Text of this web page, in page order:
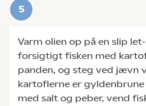
Varm olien op på en slip
forsigtigt fisken med
panden, og steg ved jævn
kartoflerne er
med salt og peber, vend